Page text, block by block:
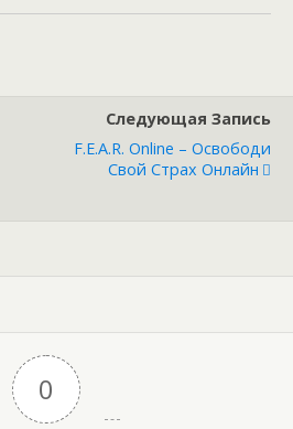
Следующая Запись
F.E.A.R. Online – Освободи
Свой Страх Онлайн
0